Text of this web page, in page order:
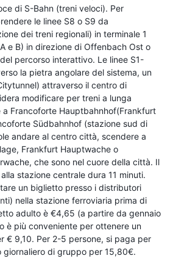
di S-Bahn (treni veloci). Per
le linee S8 o S9 da
dei treni regionali) in terminale 1
e B) in direzione di Offenbach Ost o
percorso interattivo. Le linee S1-
la pietra angolare del sistema, un
attraverso il centro di
modificare per treni a lunga
Francoforte Hauptbahnhof(Frankfurt
Südbahnhof (stazione sud di
andare al centro città, scendere a
Frankfurt Hauptwache o
che sono nel cuore della città. Il
stazione centrale dura 11 minuti.
un biglietto presso i distributori
nella stazione ferroviaria prima di
adulto è €4,65 (a partire da gennaio
è più conveniente per ottenere un
€ 9,10. Per 2-5 persone, si paga per
di gruppo per 15,80€.